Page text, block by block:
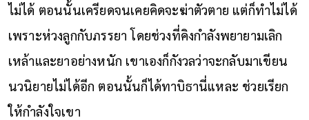
ไม่ได้ ตอนนั้นเครียดจนเคยคิดจะฆ่าตัวตาย แต่ก็ทำไม่ได้
เพราะห่วงลูกกับภรรยา โดยช่วงที่คิงกำลังพยายามเลิก
เหล้าและยาอย่างหนัก เขาเองก็กังวลว่าจะกลับมาเขียน
นวนิยายไม่ได้อีก ตอนนั้นก็ได้ทาบิธานี่แหละ ช่วยเรียก
ให้กำลังใจเขา